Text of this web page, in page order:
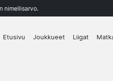
nimellisarvo.
Etusivu Joukkueet Liigat